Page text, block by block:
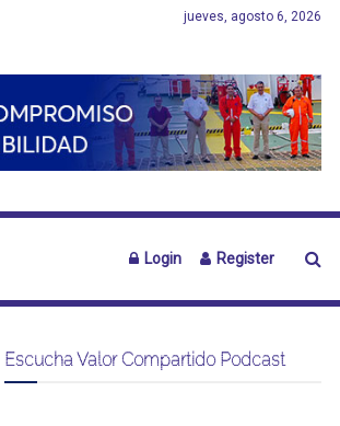
jueves, agosto 6, 2026
Login Register
Escucha Valor Compartido Podcast